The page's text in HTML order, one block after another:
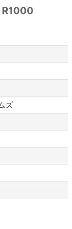
R1000
ズ